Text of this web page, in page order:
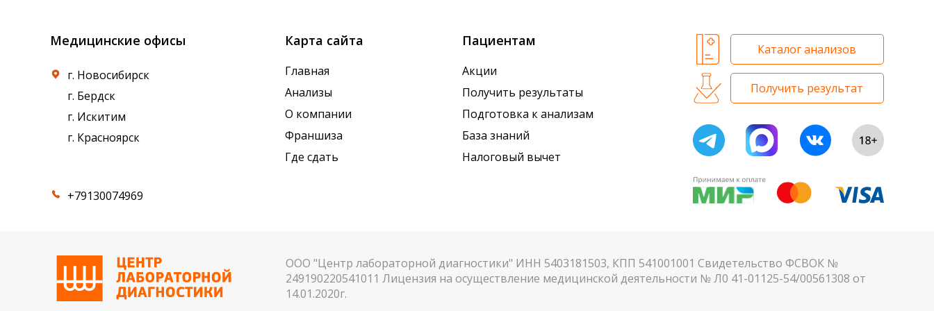
Медицинские офисы
г. Новосибирск
г. Бердск
г. Искитим
г. Красноярск
+79130074969
Карта сайта
Главная
Анализы
О компании
Франшиза
Где сдать
Пациентам
Акции
Получить результаты
Подготовка к анализам
База знаний
Налоговый вычет
Каталог анализов
Получить результат
ООО "Центр лабораторной диагностики" ИНН 5403181503, КПП 541001001 Свидетельство ФСВОК №
249190220541011 Лицензия на осуществление медицинской деятельности № Л0 41-01125-54/00561308 от
14.01.2020г.